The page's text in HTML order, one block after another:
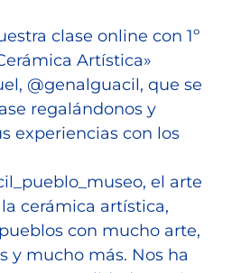
clase online con 1º
Artística»
@genalguacil, que se
regalándonos y
experiencias con los
el arte
cerámica artística,
con mucho arte,
y mucho más. Nos ha